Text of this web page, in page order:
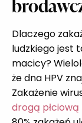
Dlaczego
ludzkiego jest
macicy?
że dna HPV
Zakażenie
drogą płciową